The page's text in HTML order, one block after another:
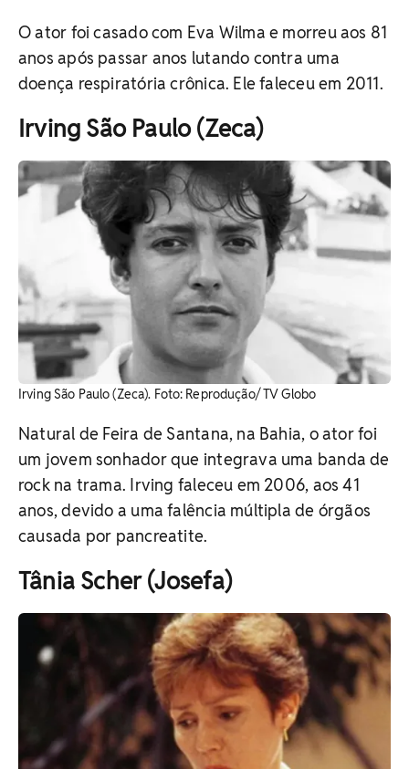
O ator foi casado com Eva Wilma e morreu aos 81
anos após passar anos lutando contra uma
doença respiratória crônica. Ele faleceu em 2011.
Irving São Paulo (Zeca)
Irving São Paulo (Zeca). Foto: Reprodução/ TV Globo
Natural de Feira de Santana, na Bahia, o ator foi
um jovem sonhador que integrava uma banda de
rock na trama. Irving faleceu em 2006, aos 41
anos, devido a uma falência múltipla de órgãos
causada por pancreatite.
Tânia Scher (Josefa)